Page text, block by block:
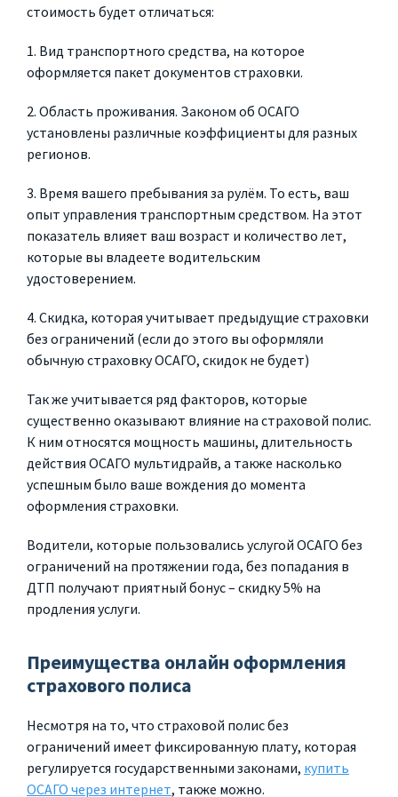
стоимость будет отличаться:
1. Вид транспортного средства, на которое
оформляется пакет документов страховки.
2. Область проживания. Законом об ОСАГО
установлены различные коэффициенты для разных
регионов.
3. Время вашего пребывания за рулём. То есть, ваш
опыт управления транспортным средством. На этот
показатель влияет ваш возраст и количество лет,
которые вы владеете водительским
удостоверением.
4. Скидка, которая учитывает предыдущие страховки
без ограничений (если до этого вы оформляли
обычную страховку ОСАГО, скидок не будет)
Так же учитывается ряд факторов, которые
существенно оказывают влияние на страховой полис.
К ним относятся мощность машины, длительность
действия ОСАГО мультидрайв, а также насколько
успешным было ваше вождения до момента
оформления страховки.
Водители, которые пользовались услугой ОСАГО без
ограничений на протяжении года, без попадания в
ДТП получают приятный бонус – скидку 5% на
продления услуги.
Преимущества онлайн оформления
страхового полиса
Несмотря на то, что страховой полис без
ограничений имеет фиксированную плату, которая
регулируется государственными законами, купить
ОСАГО через интернет, также можно.